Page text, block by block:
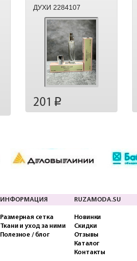
ДУХИ 2284107
201 p
ИНФОРМАЦИЯ
Размерная сетка
Ткани и уход за ними
Полезное / блог
RUZAMODA.SU
Новинки
Скидки
Отзывы
Каталог
Контакты